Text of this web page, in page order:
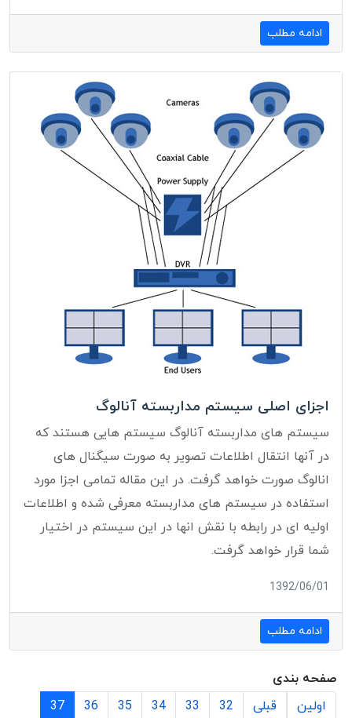
ادامه مطلب
اجزای اصلی سیستم مداربسته آنالوگ
سیستم های مداربسته آنالوگ سیستم هایی هستند که
در آنها انتقال اطلاعات تصویر به صورت سیگنال های
انالوگ صورت خواهد گرفت. در این مقاله تمامی اجزا مورد
استفاده در سیستم های مداربسته معرفی شده و اطلاعات
اولیه ای در رابطه با نقش انها در این سیستم در اختیار
شما قرار خواهد گرفت.
1392/06/01
ادامه مطلب
صفحه بندی
اولین
قبلی 32
33
34
35
36
37